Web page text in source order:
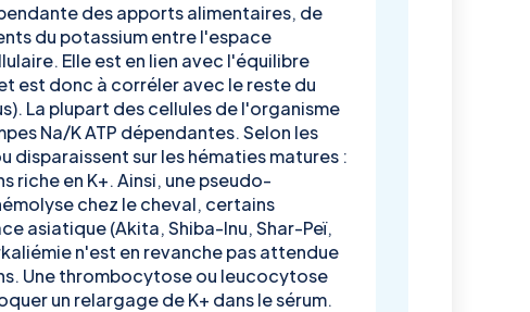
des apports alimentaires, de
du potassium entre l'espace
Elle est en lien avec l'équilibre
est donc à corréler avec le reste du
La plupart des cellules de l'organisme
Na/K ATP dépendantes. Selon les
disparaissent sur les hématies matures :
riche en K+. Ainsi, une pseudo-
chez le cheval, certains
asiatique (Akita, Shiba-Inu, Shar-Peï,
n'est en revanche pas attendue
Une thrombocytose ou leucocytose
un relargage de K+ dans le sérum.